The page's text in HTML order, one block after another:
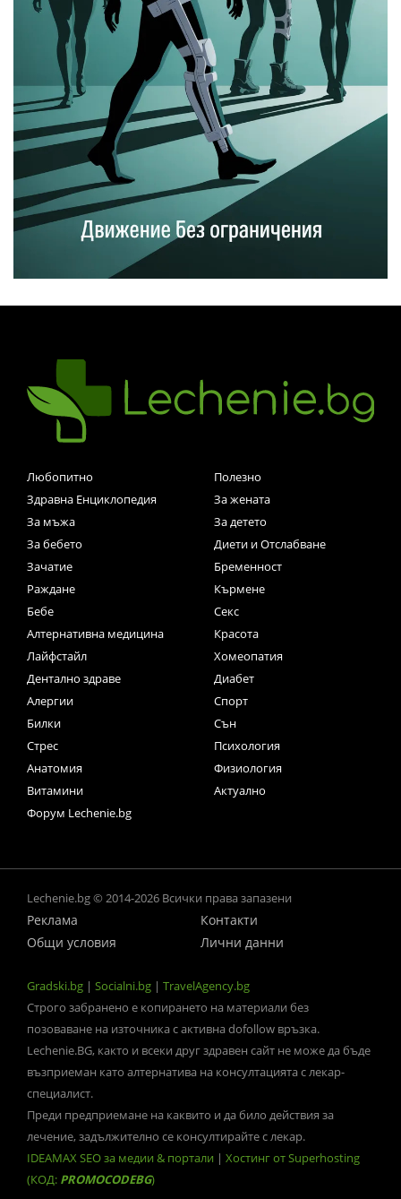
Любопитно
Полезно
Здравна Енциклопедия
За жената
За мъжа
За детето
За бебето
Диети и Отслабване
Зачатие
Бременност
Раждане
Кърмене
Бебе
Секс
Алтернативна медицина
Красота
Лайфстайл
Хомеопатия
Дентално здраве
Диабет
Алергии
Спорт
Билки
Сън
Стрес
Психология
Анатомия
Физиология
Витамини
Актуално
Форум Lechenie.bg
Lechenie.bg © 2014-2026 Всички права запазени
Реклама
Контакти
Общи условия
Лични данни
Gradski.bg | Socialni.bg | TravelAgency.bg
Строго забранено е копирането на материали без
позоваване на източника с активна dofollow връзка.
Lechenie.BG, както и всеки друг здравен сайт не може да бъде
възприеман като алтернатива на консултацията с лекар-
специалист.
Преди предприемане на каквито и да било действия за
лечение, задължително се консултирайте с лекар.
IDEAMAX SEO за медии & портали | Хостинг от Superhosting
(КОД: PROMOCODEBG)